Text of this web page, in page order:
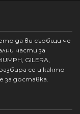
да ви съобщи че
части за
GILERA,
разбира се и както
за доставка.